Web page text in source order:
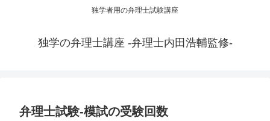
独学者用の弁理士試験講座
独学の弁理士講座 -弁理士内田浩輔監修-
弁理士試験-模試の受験回数